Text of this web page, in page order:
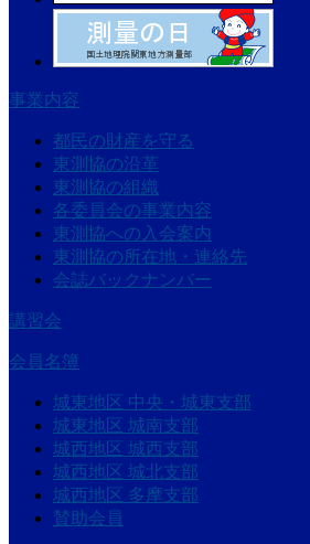
事業内容
都民の財産を守る
東測協の沿革
東測協の組織
各委員会の事業内容
東測協への入会案内
東測協の所在地・連絡先
会誌バックナンバー
講習会
会員名簿
城東地区 中央・城東支部
城東地区 城南支部
城西地区 城西支部
城西地区 城北支部
城西地区 多摩支部
賛助会員